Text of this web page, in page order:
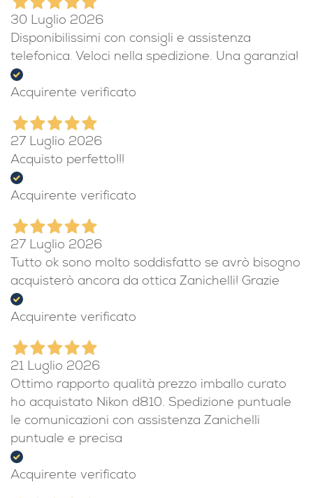
30 Luglio 2026
Disponibilissimi con consigli e assistenza
telefonica. Veloci nella spedizione. Una garanzia!
Acquirente verificato
27 Luglio 2026
Acquisto perfetto!!!
Acquirente verificato
27 Luglio 2026
Tutto ok sono molto soddisfatto se avrò bisogno
acquisterò ancora da ottica Zanichelli! Grazie
Acquirente verificato
21 Luglio 2026
Ottimo rapporto qualità prezzo imballo curato
ho acquistato Nikon d810. Spedizione puntuale
le comunicazioni con assistenza Zanichelli
puntuale e precisa
Acquirente verificato